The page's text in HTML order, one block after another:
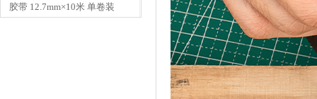
胶带 12.7mm×10米 单卷装